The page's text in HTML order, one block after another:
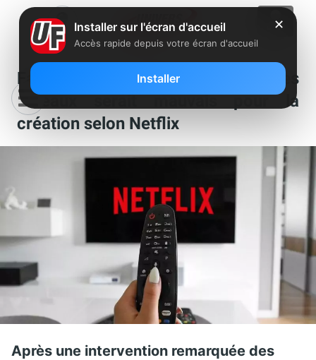
Faire payer les plateformes pour les
réseaux serait mauvais pour la
création selon Netflix
Après une intervention remarquée des
✕
Installer sur l'écran d'accueil
Accès rapide depuis votre écran d'accueil
Installer